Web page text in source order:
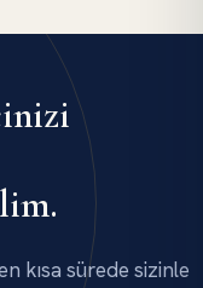
kısa sürede sizinle